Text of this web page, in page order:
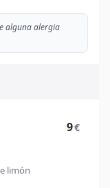
alguna alergia
limón
9€